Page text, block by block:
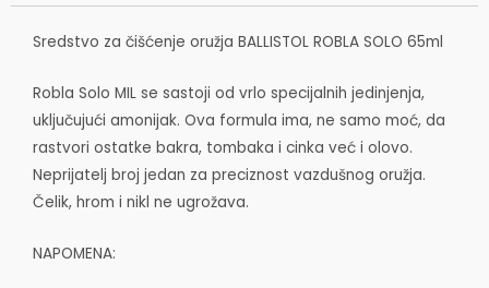
Sredstvo za čišćenje oružja BALLISTOL ROBLA SOLO 65ml
Robla Solo MIL se sastoji od vrlo specijalnih jedinjenja,
uključujući amonijak. Ova formula ima, ne samo moć, da
rastvori ostatke bakra, tombaka i cinka već i olovo.
Neprijatelj broj jedan za preciznost vazdušnog oružja.
Čelik, hrom i nikl ne ugrožava.
NAPOMENA: